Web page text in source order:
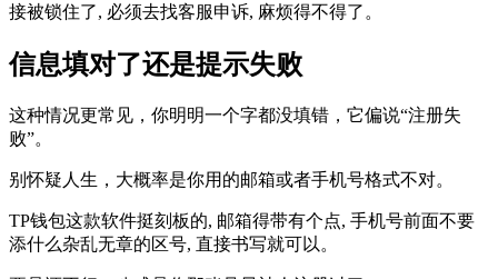
接被锁住了, 必须去找客服申诉, 麻烦得不得了。
信息填对了还是提示失败
这种情况更常见，你明明一个字都没填错，它偏说“注册失
败”。
别怀疑人生，大概率是你用的邮箱或者手机号格式不对。
TP钱包这款软件挺刻板的, 邮箱得带有个点, 手机号前面不要
添什么杂乱无章的区号, 直接书写就可以。